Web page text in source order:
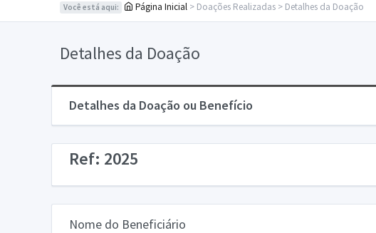
Você está aqui: Página Inicial > Doações Realizadas > Detalhes da Doação
Detalhes da Doação
Detalhes da Doação ou Benefício
Ref: 2025
Nome do Beneficiário